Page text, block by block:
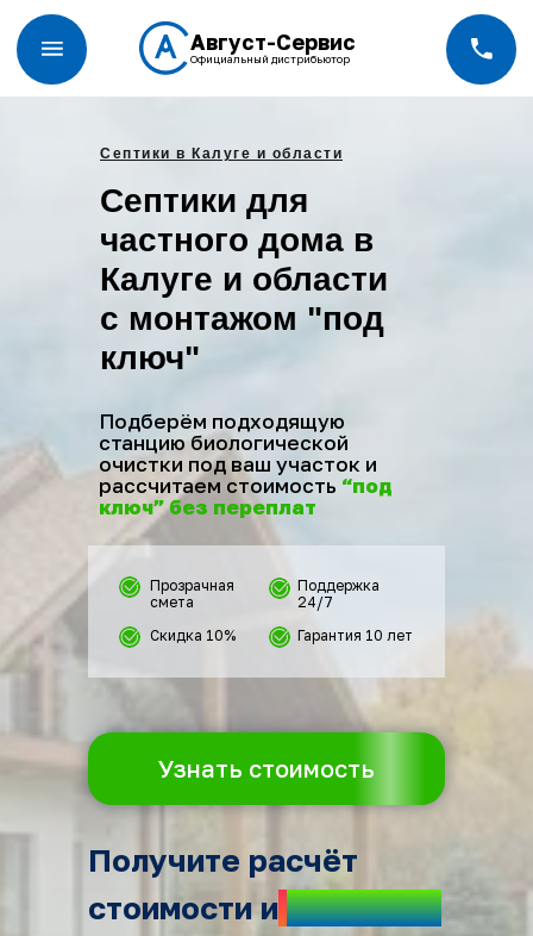
Август-Сервис
Официальный дистрибьютор
Подберём подходящую
станцию биологической
очистки под ваш участок и
рассчитаем стоимость “под
ключ” без переплат
Септики для
частного дома в
Калуге и области
с монтажом "под
ключ"
Септики в Калуге и области
Узнать стоимость
Получите расчёт
стоимости и скидку на
Прозрачная
смета
Скидка 10%
Поддержка
24/7
Гарантия 10 лет